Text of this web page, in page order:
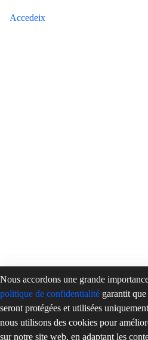
Accedeix
Nous accordons une grande
politique de confidentialité garantit
seront protégées et utilisées
nous utilisons des cookies pour
sur notre site web, en adaptant les